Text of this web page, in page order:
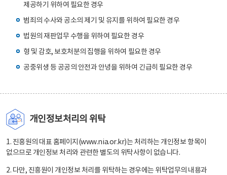
제공하기 위하여 필요한 경우
범죄의 수사와 공소의 제기 및 유지를 위하여 필요한 경우
법원의 재판업무 수행을 위하여 필요한 경우
형 및 감호, 보호처분의 집행을 위하여 필요한 경우
공중위생 등 공공의 안전과 안녕을 위하여 긴급히 필요한 경우
개인정보처리의 위탁
1. 진흥원의 대표 홈페이지(www.nia.or.kr)는 처리하는 개인정보 항목이
없으므로 개인정보 처리와 관련한 별도의 위탁사항이 없습니다.
2. 다만, 진흥원이 개인정보 처리를 위탁하는 경우에는 위탁업무의 내용과